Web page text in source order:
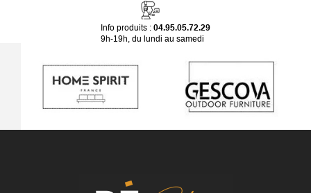
Info produits : 04.95.05.72.29
9h-19h, du lundi au samedi